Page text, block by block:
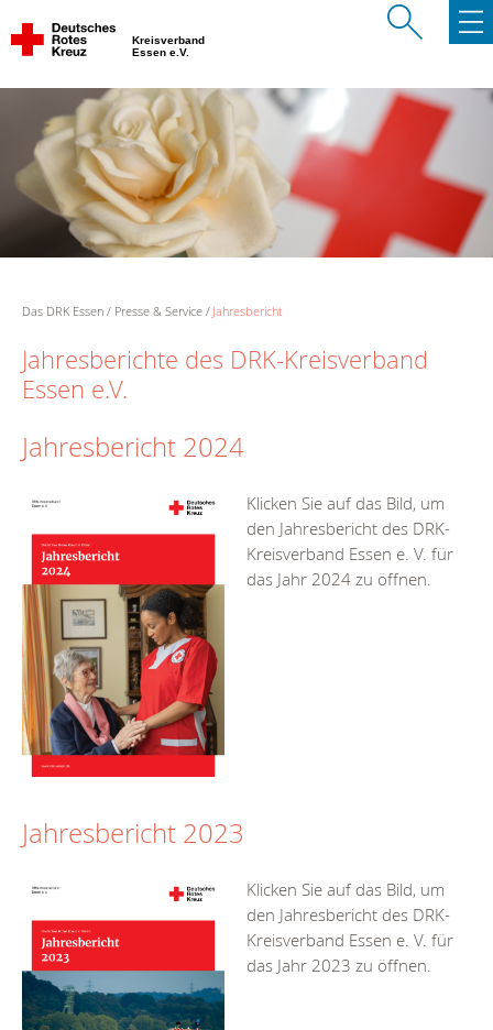
Kreisverband
Essen e.V.
Das DRK Essen Presse & Service Jahresbericht
Jahresberichte des DRK-Kreisverband
Essen e.V.
Jahresbericht 2024
Klicken Sie auf das Bild, um
den Jahresbericht des DRK-
Kreisverband Essen e. V. für
das Jahr 2024 zu öffnen.
Jahresbericht 2023
Klicken Sie auf das Bild, um
den Jahresbericht des DRK-
Kreisverband Essen e. V. für
das Jahr 2023 zu öffnen.